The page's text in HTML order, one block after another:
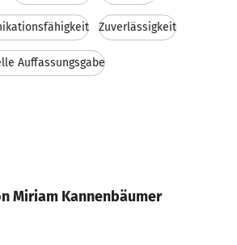
Zuverlässigkeit
Auffassungsgabe
Miriam Kannenbäumer